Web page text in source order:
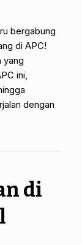
bergabung
di APC!
yang
ini,
dengan
di